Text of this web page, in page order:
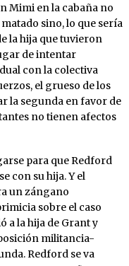
Mimi en la cabaña no
sino, lo que sería
la hija que tuvieron
de intentar
con la colectiva
el grueso de los
la segunda en favor de
no tienen afectos
para que Redford
con su hija. Y el
un zángano
sobre el caso
a la hija de Grant y
militancia-
Redford se va